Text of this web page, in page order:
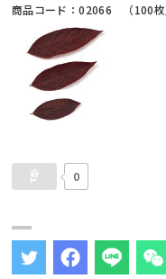
商品コード：02066 （100
0